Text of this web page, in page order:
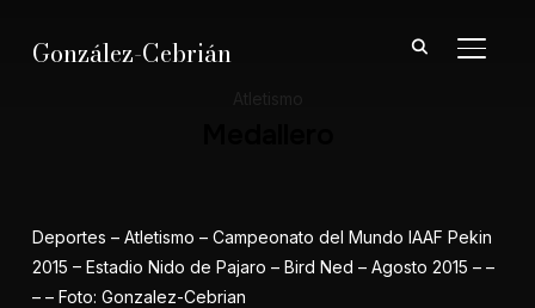
González-Cebrián
Deportes – Atletismo – Campeonato del Mundo IAAF Pekin
2015 – Estadio Nido de Pajaro – Bird Ned – Agosto 2015 – –
– – Foto: Gonzalez-Cebrian